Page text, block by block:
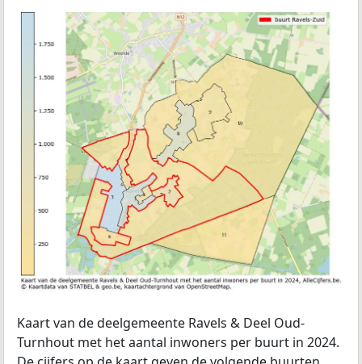
Kaart van de deelgemeente Ravels & Deel Oud-
Turnhout met het aantal inwoners per buurt in 2024.